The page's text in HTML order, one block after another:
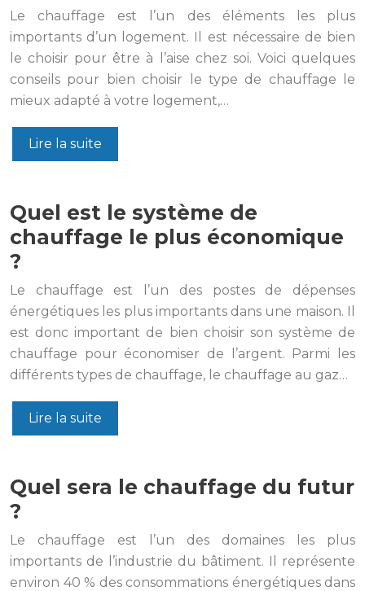
Le chauffage est l’un des éléments les plus
importants d’un logement. Il est nécessaire de bien
le choisir pour être à l’aise chez soi. Voici quelques
conseils pour bien choisir le type de chauffage le
mieux adapté à votre logement,…
Lire la suite
Quel est le système de
chauffage le plus économique
?
Le chauffage est l’un des postes de dépenses
énergétiques les plus importants dans une maison. Il
est donc important de bien choisir son système de
chauffage pour économiser de l’argent. Parmi les
différents types de chauffage, le chauffage au gaz…
Lire la suite
Quel sera le chauffage du futur
?
Le chauffage est l’un des domaines les plus
importants de l’industrie du bâtiment. Il représente
environ 40 % des consommations énergétiques dans